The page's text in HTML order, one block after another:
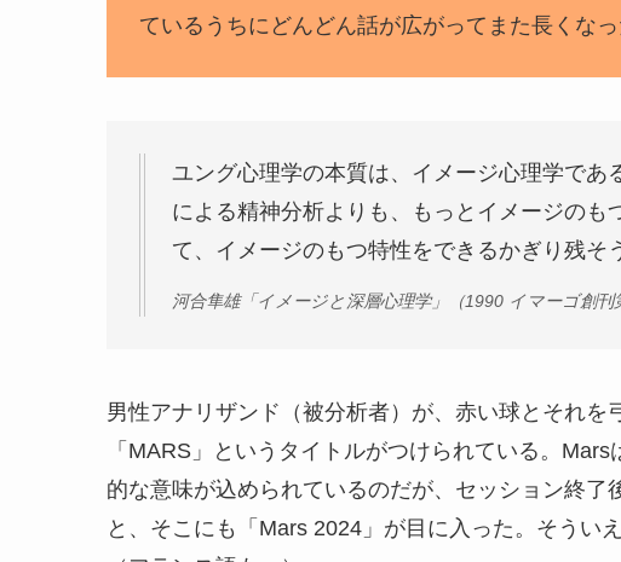
ているうちにどんどん話が広がってまた長くな
ユング心理学の本質は、イメージ心理学であ
による精神分析よりも、もっとイメージの
て、イメージのもつ特性をできるかぎり残そ
河合隼雄「イメージと深層心理学」（1990 イマーゴ創刊
男性アナリザンド（被分析者）が、赤い球とそれを
「MARS」というタイトルがつけられている。
的な意味が込められているのだが、セッション終了
と、そこにも「Mars 2024」が目に入った。そうい